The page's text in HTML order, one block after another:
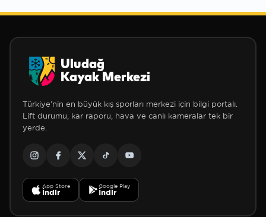
Uludağ
Kayak Merkezi
Türkiye'nin en büyük kış sporları merkezi için bilgi portalı.
Lift durumu, kar raporu, hava ve canlı kameralar tek bir
yerde.
App Store
İndir
Google Play
İndir